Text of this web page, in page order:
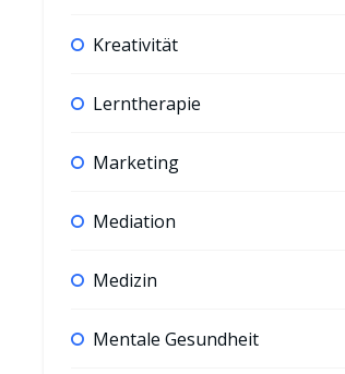
Kreativität
Lerntherapie
Marketing
Mediation
Medizin
Mentale Gesundheit